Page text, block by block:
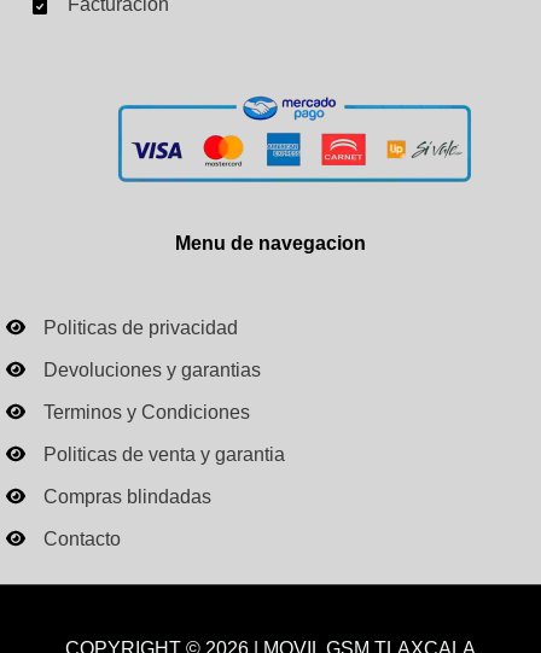
Facturacion
Menu de navegacion
Politicas de privacidad
Devoluciones y garantias
Terminos y Condiciones
Politicas de venta y garantia
Compras blindadas
Contacto